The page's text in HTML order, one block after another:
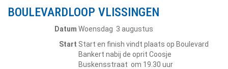
BOULEVARDLOOP VLISSINGEN
Datum Woensdag 3 augustus
Start Start en finish vindt plaats op Boulevard
Bankert nabij de oprit Coosje
Buskensstraat om 19.30 uur